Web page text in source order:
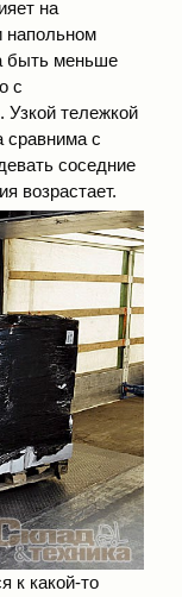
на
напольном
быть меньше
с
тележкой
сравнима с
соседние
возрастает.
к какой-то